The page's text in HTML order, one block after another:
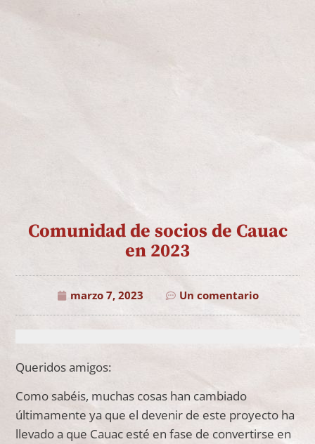
Comunidad de socios de Cauac
en 2023
marzo 7, 2023 Un comentario
Queridos amigos:
Como sabéis, muchas cosas han cambiado
últimamente ya que el devenir de este proyecto ha
llevado a que Cauac esté en fase de convertirse en